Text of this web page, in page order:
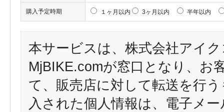
購入予定時期 １ヶ月以内 3ヶ月以内 半年以内
本サービスは、株式会社アイ
MjBIKE.comが窓口となり、お
て、販売店に対して転送を行
入された個人情報は、電子メ